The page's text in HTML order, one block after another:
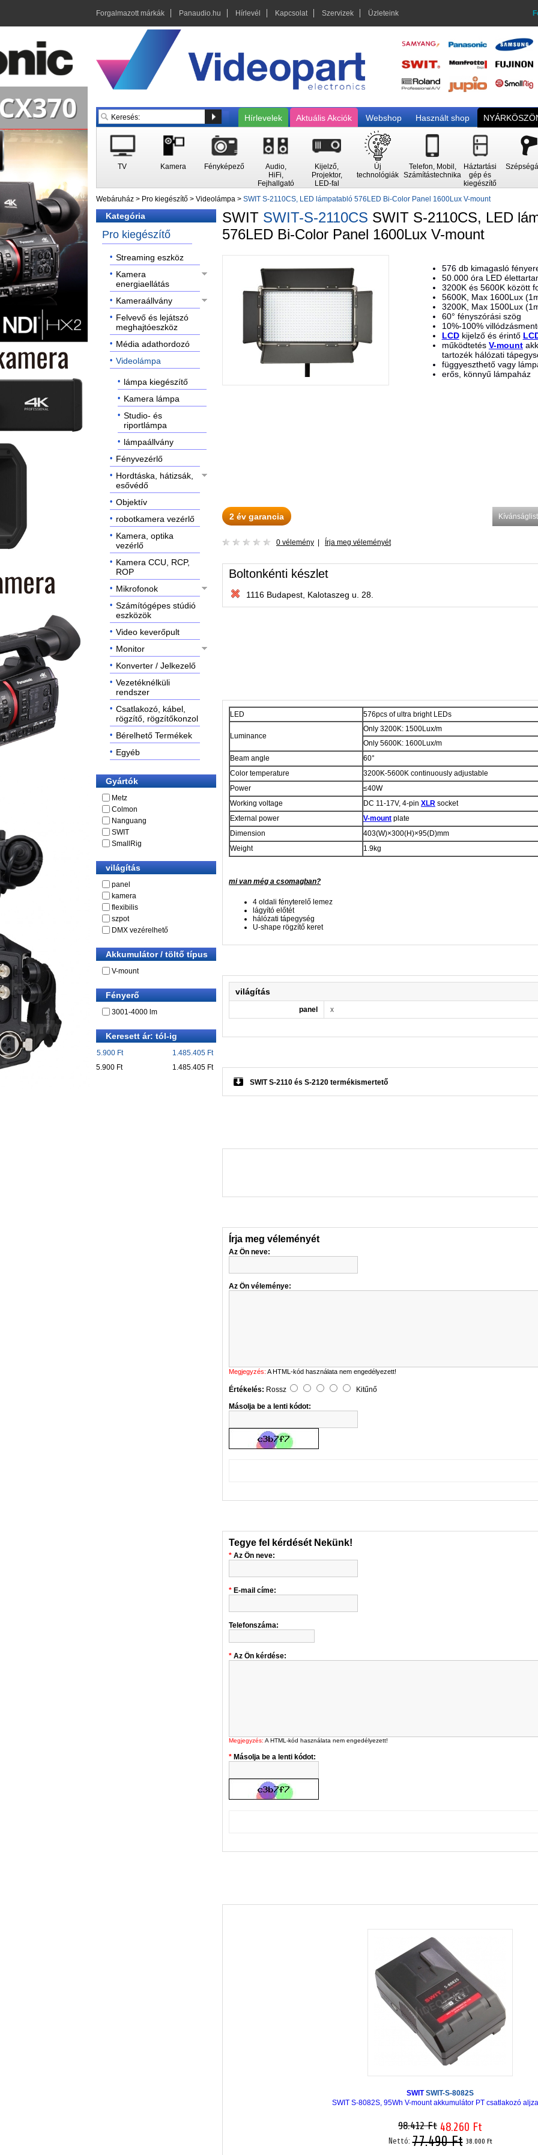
Forgalmazott márkák Panaudio.hu Hírlevél Kapcsolat Szervizek Üzleteink
Hírlevelek
Aktuális Akciók Webshop Használt shop
TV Kamera Fényképező
Audio,
HiFi,
Fejhallgató
Kijelző,
Projektor,
LED-fal
Új
technológiák
Telefon, Mobil,
Számítástechnika
Háztartási
gép és
kiegészítő
Webáruház > Pro kiegészítő > Videolámpa > SWIT S-2110CS, LED lámpatabló 576LED Bi-Color Panel 1600Lux V-mount
Kategória
Pro kiegészítő
Streaming eszköz
Kamera
energiaellátás
Kameraállvány
Felvevő és lejátszó
meghajtóeszköz
Média adathordozó
Videolámpa
lámpa kiegészítő
Kamera lámpa
Studio- és
riportlámpa
lámpaállvány
Fényvezérlő
Hordtáska, hátizsák,
esővédő
Objektív
robotkamera vezérlő
Kamera, optika
vezérlő
Kamera CCU, RCP,
ROP
Mikrofonok
Számítógépes stúdió
eszközök
Video keverőpult
Monitor
Konverter / Jelkezelő
Vezetéknélküli
rendszer
Csatlakozó, kábel,
rögzítő, rögzítőkonzol
Bérelhető Termékek
Egyéb
Gyártók
Metz
Colmon
Nanguang
SWIT
SmallRig
világítás
panel
kamera
flexibilis
szpot
DMX vezérelhető
Akkumulátor / töltő típus
V-mount
Fényerő
3001-4000 lm
Keresett ár: tól-ig
5.900 Ft
1.485.405 Ft
5.900 Ft
1.485.405 Ft
SWIT SWIT-S-2110CS SWIT S-2110CS, LED
576LED Bi-Color Panel 1600Lux V-mount
576 db kimagasló
50.000 óra LED
3200K és 5600K között
5600K, Max 1600Lux
3200K, Max 1500Lux
60° fényszórási szög
10%-100%
LCDkijelző és érintő
működtetés V-mount
tartozék hálózati
függyeszthető vagy
erős, könnyű lámpaház
2 év garancia
0 vélemény | Írja meg véleményét
Boltonkénti készlet
1116 Budapest, Kalotaszeg u. 28.
LED 576pcs of ultra bright LEDs
Luminance
Only 3200K: 1500Lux/m
Only 5600K: 1600Lux/m
Beam angle
60°
Color temperature
3200K-5600K continuously adjustable
Power
≤40W
Working voltage
DC 11-17V, 4-pin XLR socket
External power
V-mount plate
Dimension
403(W)×300(H)×95(D)mm
Weight
1.9kg
mi van még a csomagban?
4 oldali fényterelő lemez
lágyító előtét
hálózati tápegység
U-shape rögzítő keret
világítás
panel x
SWIT S-2110 és S-2120 termékismertető
Írja meg véleményét
Az Ön neve:
Az Ön véleménye:
Megjegyzés: A HTML-kód használata nem engedélyezett!
Értékelés: Rossz
Kitűnő
Másolja be a lenti kódot:
Tegye fel kérdését Nekünk!
Az Ön neve:
E-mail címe:
Telefonszáma:
Az Ön kérdése:
Megjegyzés: A HTML-kód használata nem engedélyezett!
Másolja be a lenti kódot:
SWITSWIT-S-8082S
SWIT S-8082S, 95Wh V-mount akkumulátor PT csatlakozó
98.412 Ft 48.260 Ft
Nettó:77.490 Ft 38.000 Ft